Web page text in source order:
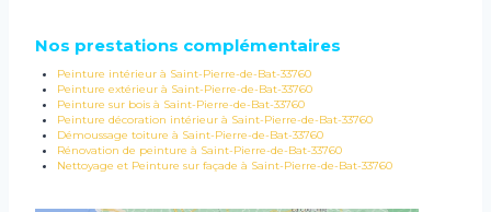
Nos prestations complémentaires
Peinture intérieur à Saint-Pierre-de-Bat-33760
Peinture extérieur à Saint-Pierre-de-Bat-33760
Peinture sur bois à Saint-Pierre-de-Bat-33760
Peinture décoration intérieur à Saint-Pierre-de-Bat-33760
Démoussage toiture à Saint-Pierre-de-Bat-33760
Rénovation de peinture à Saint-Pierre-de-Bat-33760
Nettoyage et Peinture sur façade à Saint-Pierre-de-Bat-33760